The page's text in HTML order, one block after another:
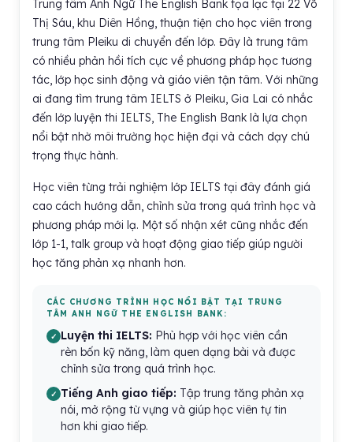
Trung tâm Anh Ngữ The English Bank tọa lạc tại 22 Võ
Thị Sáu, khu Diên Hồng, thuận tiện cho học viên trong
trung tâm Pleiku di chuyển đến lớp. Đây là trung tâm
có nhiều phản hồi tích cực về phương pháp học tương
tác, lớp học sinh động và giáo viên tận tâm. Với những
ai đang tìm trung tâm IELTS ở Pleiku, Gia Lai có nhắc
đến lớp luyện thi IELTS, The English Bank là lựa chọn
nổi bật nhờ môi trường học hiện đại và cách dạy chú
trọng thực hành.
Học viên từng trải nghiệm lớp IELTS tại đây đánh giá
cao cách hướng dẫn, chỉnh sửa trong quá trình học và
phương pháp mới lạ. Một số nhận xét cũng nhắc đến
lớp 1-1, talk group và hoạt động giao tiếp giúp người
học tăng phản xạ nhanh hơn.
CÁC CHƯƠNG TRÌNH HỌC NỔI BẬT TẠI TRUNG
TÂM ANH NGỮ THE ENGLISH BANK:
Luyện thi IELTS: Phù hợp với học viên cần
rèn bốn kỹ năng, làm quen dạng bài và được
chỉnh sửa trong quá trình học.
Tiếng Anh giao tiếp: Tập trung tăng phản xạ
nói, mở rộng từ vựng và giúp học viên tự tin
hơn khi giao tiếp.